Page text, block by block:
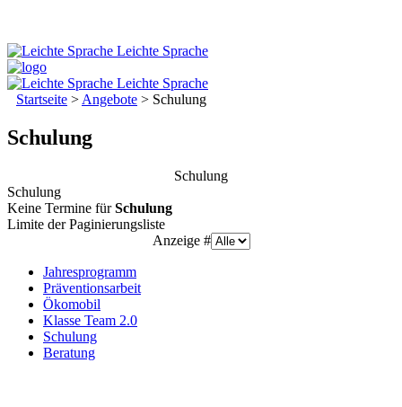
Leichte Sprache
Leichte Sprache
Startseite > Angebote > Schulung
Schulung
Schulung
Schulung
Keine Termine fürSchulung
Limite der Paginierungsliste
Anzeige #
Jahresprogramm
Präventionsarbeit
Ökomobil
Klasse Team 2.0
Schulung
Beratung